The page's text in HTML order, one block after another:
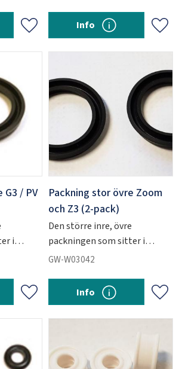
Add to favorites Add
Info
/ PV
i
Add to favorites
Packning stor övre Zoom
och Z3 (2-pack)
Den större inre, övre
packningen som sitter i
Zoom- och Z3 injektorerna.
GW-W03042
Add
Info